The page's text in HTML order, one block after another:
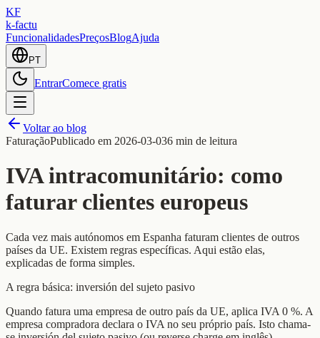
KF
k-factu
FuncionalidadesPreçosBlogAjuda
PT
EntrarComece gratis
Voltar ao blog
FaturaçãoPublicado em 2026-03-036 min de leitura
IVA intracomunitário: como
faturar clientes europeus
Cada vez mais autónomos em Espanha faturam clientes de outros
países da UE. Existem regras específicas. Aqui estão elas,
explicadas de forma simples.
A regra básica: inversión del sujeto pasivo
Quando fatura uma empresa de outro país da UE, aplica IVA 0 %. A
empresa compradora declara o IVA no seu próprio país. Isto chama-